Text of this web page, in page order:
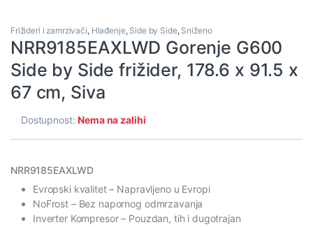
Frižideri i zamrzivači, Hlađenje, Side by Side, Sniženo
NRR9185EAXLWD Gorenje G600
Side by Side frižider, 178.6 x 91.5 x
67 cm, Siva
Dostupnost:Nema na zalihi
NRR9185EAXLWD
Evropski kvalitet– Napravljeno u Evropi
NoFrost – Bez napornog odmrzavanja
Inverter Kompresor– Pouzdan, tih i dugotrajan